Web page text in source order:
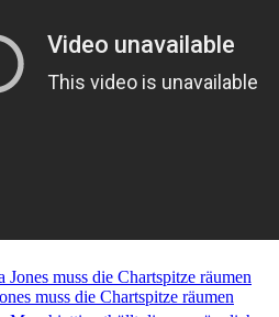
muss die Chartspitze räumen